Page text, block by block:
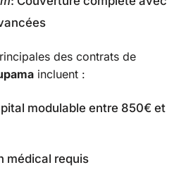
des contrats de
incluent :
modulable entre 850€ et
médical requis